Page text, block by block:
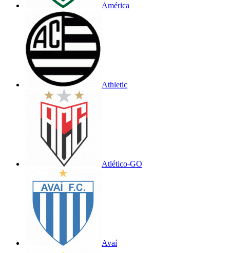
América
Athletic
Atlético-GO
Avaí